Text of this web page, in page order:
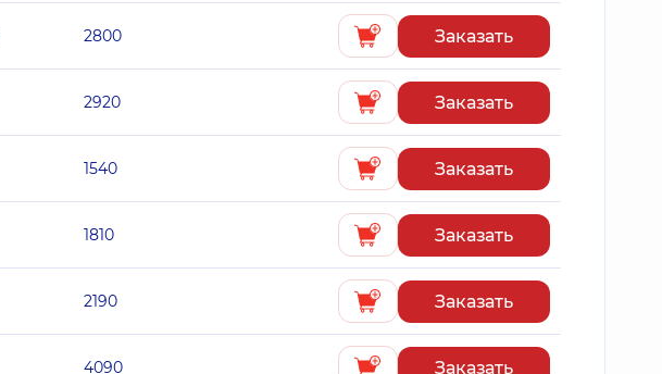
2800 Заказать
2920 Заказать
1540 Заказать
1810 Заказать
2190 Заказать
4090 Заказать